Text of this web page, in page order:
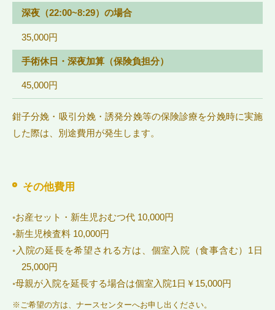
深夜（22:00~8:29）の場合
35,000円
手術休日・深夜加算（保険負担分）
45,000円
鉗子分娩・吸引分娩・誘発分娩等の保険診療を分娩時に実施
した際は、別途費用が発生します。
その他費用
◦お産セット・新生児おむつ代 10,000円
◦新生児検査料 10,000円
◦入院の延長を希望される方は、個室入院（食事含む）1日
25,000円
◦母親が入院を延長する場合は個室入院1日￥15,000円
※ご希望の方は、ナースセンターへお申し出ください。